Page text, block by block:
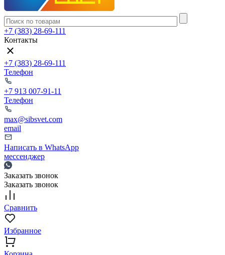
+7 (383) 28-69-111
Контакты
+7 (383) 28-69-111
Телефон
+7 913 007-91-11
Телефон
max@sibsvet.com
email
Написать в WhatsApp
мессенджер
Заказать звонок
Заказать звонок
Сравнить
Избранное